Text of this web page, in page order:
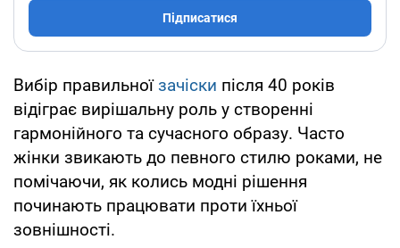
Підписатися
Вибір правильноїзачіски після 40 років
відіграє вирішальну роль у створенні
гармонійного та сучасного образу. Часто
жінки звикають до певного стилю роками, не
помічаючи, як колись модні рішення
починають працювати проти їхньої
зовнішності.